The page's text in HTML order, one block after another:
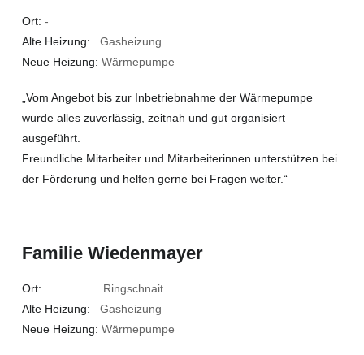
Ort: -
Alte Heizung: Gasheizung
Neue Heizung: Wärmepumpe
„Vom Angebot bis zur Inbetriebnahme der Wärmepumpe
wurde alles zuverlässig, zeitnah und gut organisiert
ausgeführt.
Freundliche Mitarbeiter und Mitarbeiterinnen unterstützen bei
der Förderung und helfen gerne bei Fragen weiter.“
Familie Wiedenmayer
Ort: Ringschnait
Alte Heizung: Gasheizung
Neue Heizung: Wärmepumpe